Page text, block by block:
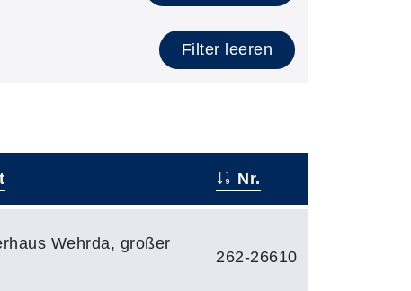
Filter leeren
Nr.
Wehrda, großer
262-26610